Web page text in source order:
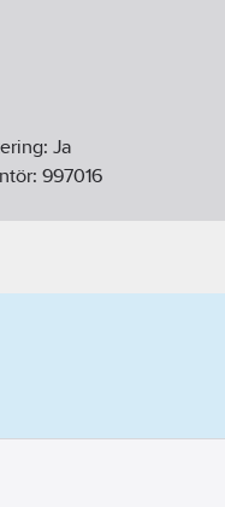
Ja
997016